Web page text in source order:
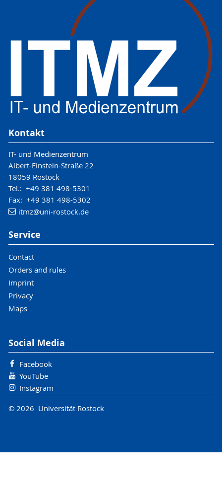
Kontakt
IT- und Medienzentrum
Albert-Einstein-Straße 22
18059 Rostock
Tel.: +49 381 498-5301
Fax: +49 381 498-5302
itmz@uni-rostock.de
Service
Contact
Orders and rules
Imprint
Privacy
Maps
Social Media
Facebook
YouTube
Instagram
© 2026 Universität Rostock